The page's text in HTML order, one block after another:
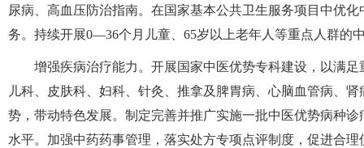
尿病、高血压防治指南。在国家基本公共卫生服务项目中优
务。持续开展0—36个月儿童、65岁以上老年人等重点人群的
增强疾病治疗能力。开展国家中医优势专科建设，以满
儿科、皮肤科、妇科、针灸、推拿及脾胃病、心脑血管病、
势，带动特色发展。制定完善并推广实施一批中医优势病种
水平。加强中药药事管理，落实处方专项点评制度，促进合